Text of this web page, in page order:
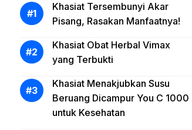
Khasiat Tersembunyi Akar
Pisang, Rasakan Manfaatnya!
Khasiat Obat Herbal Vimax
yang Terbukti
Khasiat Menakjubkan Susu
Beruang Dicampur You C 1000
untuk Kesehatan